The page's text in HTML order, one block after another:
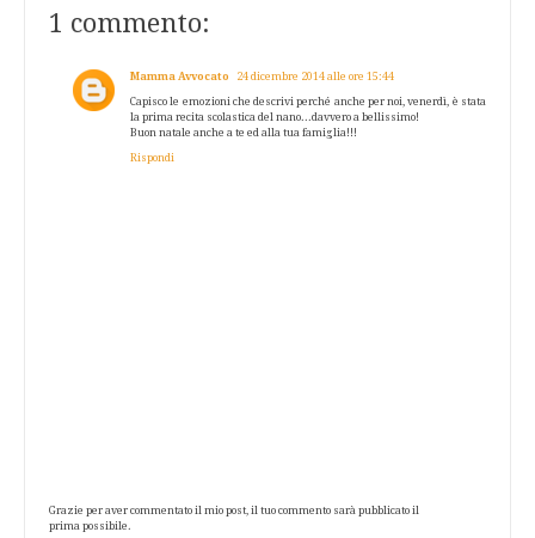
1 commento:
Mamma Avvocato 24 dicembre 2014 alle ore 15:44
Capisco le emozioni che descrivi perché anche per noi, venerdì, è stata
la prima recita scolastica del nano...davvero a bellissimo!
Buon natale anche a te ed alla tua famiglia!!!
Rispondi
Grazie per aver commentato il mio post, il tuo commento sarà pubblicato il
prima possibile.